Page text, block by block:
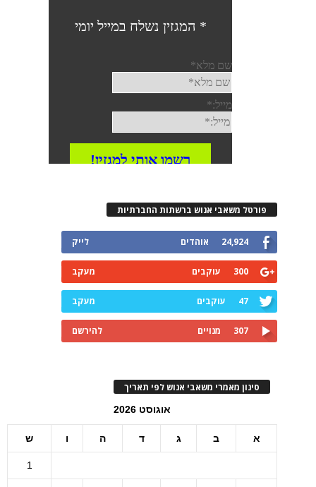
פורטל משאבי אנוש ברשתות החברתיות
24,924 אוהדים לייק
300 עוקבים מעקב
47 עוקבים מעקב
307 מנויים להירשם
סינון מאמרי משאבי אנוש לפי תאריך
אוגוסט 2026
א ב ג ד ה ו ש
1